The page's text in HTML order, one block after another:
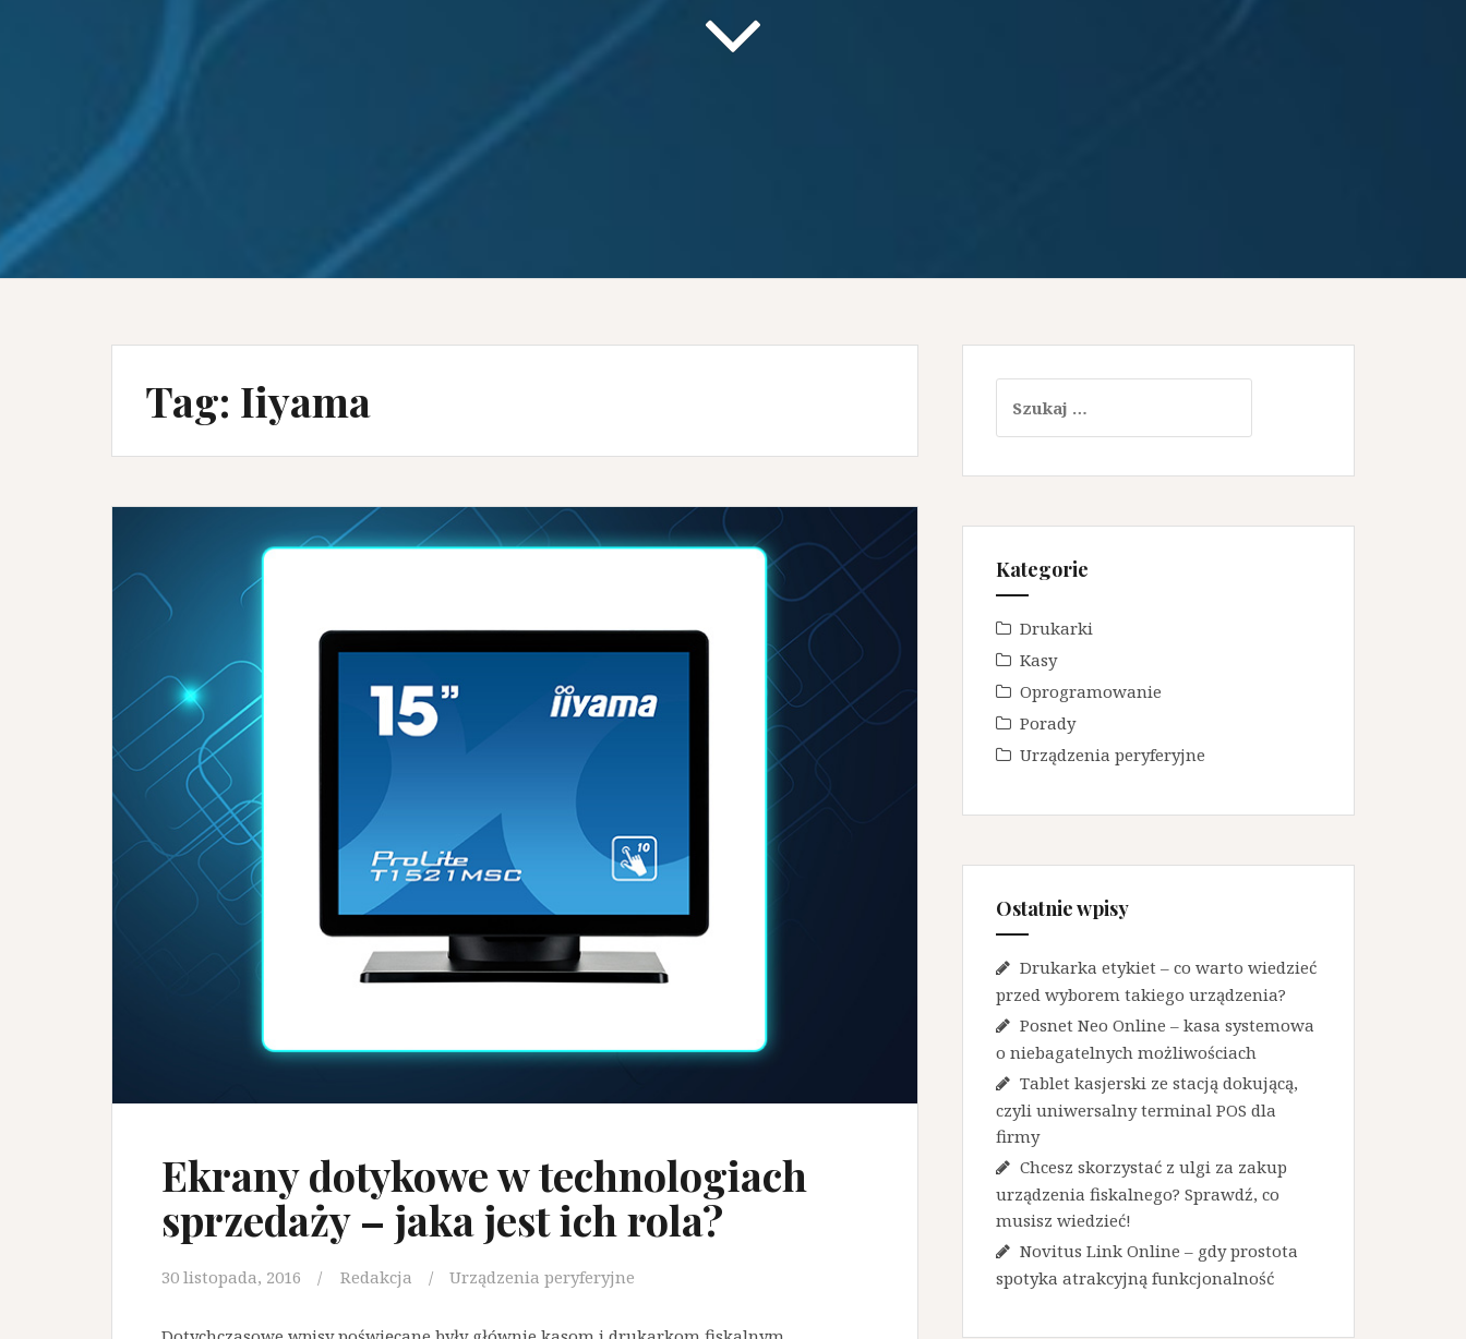
Tag: Iiyama
Ekrany dotykowe w technologiach
sprzedaży – jaka jest ich rola?
30 listopada, 2016 Redakcja Urządzenia peryferyjne
Kategorie
Drukarki
Kasy
Oprogramowanie
Porady
Urządzenia peryferyjne
Ostatnie wpisy
Drukarka etykiet – co warto wiedzieć
przed wyborem takiego urządzenia?
Posnet Neo Online – kasa systemowa
o niebagatelnych możliwościach
Tablet kasjerski ze stacją dokującą,
czyli uniwersalny terminal POS dla
firmy
Chcesz skorzystać z ulgi za zakup
urządzenia fiskalnego? Sprawdź, co
musisz wiedzieć!
Novitus Link Online – gdy prostota
spotyka atrakcyjną funkcjonalność